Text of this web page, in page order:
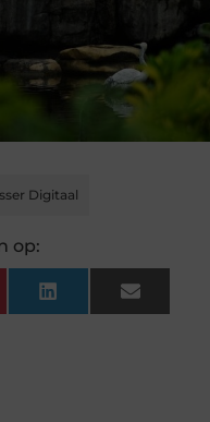
Digitaal
op:
LinkedIn Email